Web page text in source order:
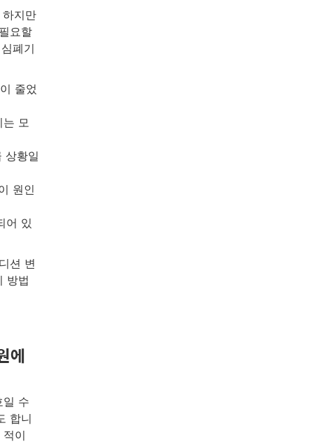
지만
요할
폐기
줄었
는 모
상황일
원인
어 있
션 변
방법
에
일 수
합니
이